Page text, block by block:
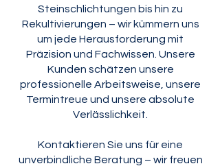
Steinschlichtungen bis hin zu
Rekultivierungen – wir kümmern uns
um jede Herausforderung mit
Präzision und Fachwissen. Unsere
Kunden schätzen unsere
professionelle Arbeitsweise, unsere
Termintreue und unsere absolute
Verlässlichkeit.
Kontaktieren Sie uns für eine
unverbindliche Beratung – wir freuen